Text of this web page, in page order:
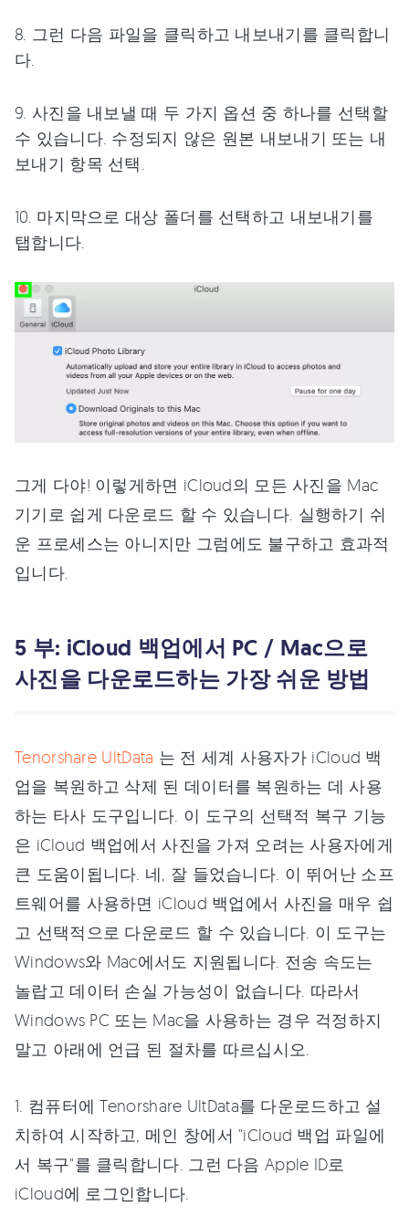
8. 그런 다음 파일을 클릭하고 내보내기를 클릭합니
다.
9. 사진을 내보낼 때 두 가지 옵션 중 하나를 선택할
수 있습니다. 수정되지 않은 원본 내보내기 또는 내
보내기 항목 선택.
10. 마지막으로 대상 폴더를 선택하고 내보내기를
탭합니다.
그게 다야! 이렇게하면 iCloud의 모든 사진을 Mac
기기로 쉽게 다운로드 할 수 있습니다. 실행하기 쉬
운 프로세스는 아니지만 그럼에도 불구하고 효과적
입니다.
5 부: iCloud 백업에서 PC / Mac으로
사진을 다운로드하는 가장 쉬운 방법
Tenorshare UltData 는 전 세계 사용자가 iCloud 백
업을 복원하고 삭제 된 데이터를 복원하는 데 사용
하는 타사 도구입니다. 이 도구의 선택적 복구 기능
은 iCloud 백업에서 사진을 가져 오려는 사용자에게
큰 도움이됩니다. 네, 잘 들었습니다. 이 뛰어난 소프
트웨어를 사용하면 iCloud 백업에서 사진을 매우 쉽
고 선택적으로 다운로드 할 수 있습니다. 이 도구는
Windows와 Mac에서도 지원됩니다. 전송 속도는
놀랍고 데이터 손실 가능성이 없습니다. 따라서
Windows PC 또는 Mac을 사용하는 경우 걱정하지
말고 아래에 언급 된 절차를 따르십시오.
1. 컴퓨터에 Tenorshare UltData를 다운로드하고 설
치하여 시작하고, 메인 창에서 "iCloud 백업 파일에
서 복구"를 클릭합니다. 그런 다음 Apple ID로
iCloud에 로그인합니다.